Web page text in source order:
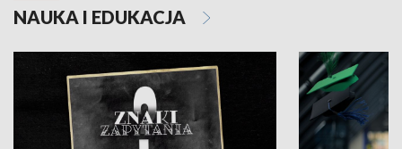
NAUKA I EDUKACJA